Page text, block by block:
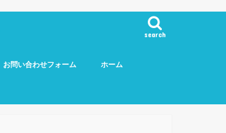
search
お問い合わせフォーム ホーム